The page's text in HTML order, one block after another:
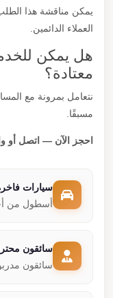
يمكن مناقشة هذا الطلب
العملاء الدائمين.
هل يمكن
معتادة؟
نتعامل بمرونة مع
مسبقًا.
احجز الآن — اتصل أو واتساب
سيارات فاخرة
أسطول من
سائقون
سائقون